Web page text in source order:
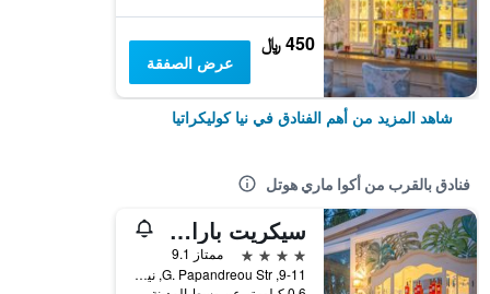
450 ﷼
عرض الصفقة
شاهد المزيد من أهم الفنادق في نيا كوليكراتيا
فنادق بالقرب من أكوا ماري هوتل
سيكريت بارادايس هوتل آند سبا
4 نجوم
ممتاز 9.1
9-11, G. Papandreou Str, نيا كوليكراتيا, اليونان